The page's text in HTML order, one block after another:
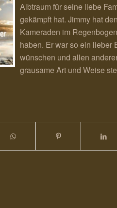
Albtraum für seine liebe
gekämpft hat. Jimmy hat
Kameraden im
haben. Er war so ein lieber
wünschen und allen
grausame Art und Weise